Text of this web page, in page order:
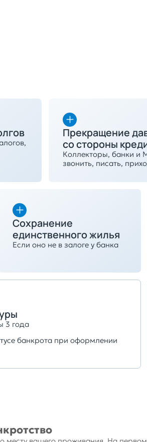
Прекращение
со стороны
Коллекторы, банки и
звонить, писать,
Сохранение
единственного жилья
Если оно не в залоге у банка
3 года
банкрота при оформлении